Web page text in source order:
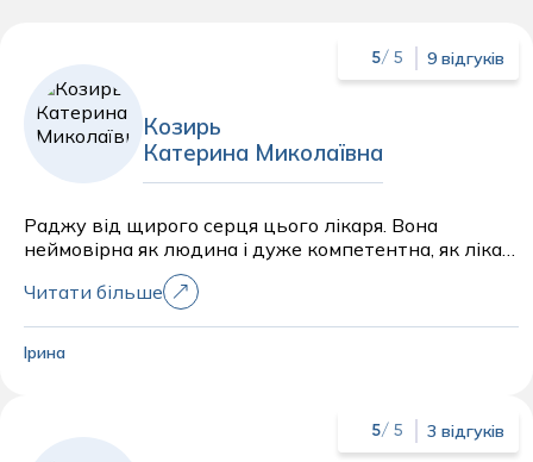
5/ 5 9 відгуків
Козирь
Катерина Миколаївна
Раджу від щирого серця цього лікаря. Вона
неймовірна як людина і дуже компетентна, як лікар.
Знайде рішення для будь-якого питання. Красуня.
Читати більше
Ірина
5/ 5 3 відгуків